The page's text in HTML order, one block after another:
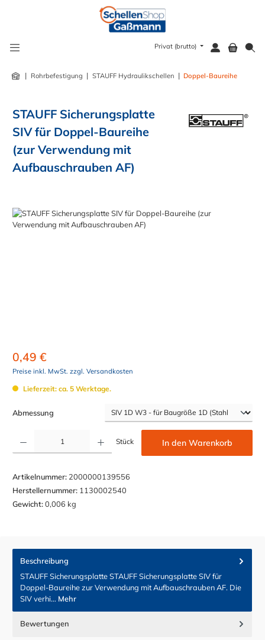
Privat (brutto)
| Rohrbefestigung | STAUFF Hydraulikschellen | Doppel-Baureihe
STAUFF Sicherungsplatte
SIV für Doppel-Baureihe
(zur Verwendung mit
Aufbauschrauben AF)
Bildergalerie überspringen
0,49 €
Preise inkl. MwSt. zzgl. Versandkosten
Lieferzeit: ca. 5 Werktage.
Abmessung
Produkt Anzahl: Gib den gewünschten Wert ein oder benutze die Schaltflächen um die Anzahl
Stück In den Warenkorb
Artikelnummer: 2000000139556
Herstellernummer: 1130002540
Gewicht:0,006 kg
Beschreibung
STAUFF Sicherungsplatte STAUFF Sicherungsplatte SIV für
Doppel-Baureihe zur Verwendung mit Aufbauschrauben AF. Die
SIV verhi… Mehr
Bewertungen